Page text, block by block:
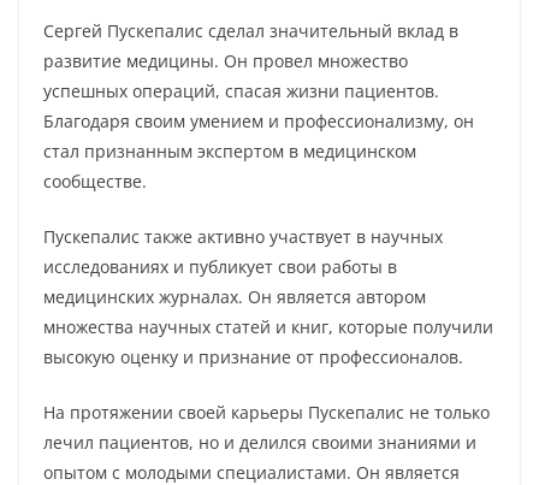
Сергей Пускепалис сделал значительный вклад в
развитие медицины. Он провел множество
успешных операций, спасая жизни пациентов.
Благодаря своим умением и профессионализму, он
стал признанным экспертом в медицинском
сообществе.
Пускепалис также активно участвует в научных
исследованиях и публикует свои работы в
медицинских журналах. Он является автором
множества научных статей и книг, которые получили
высокую оценку и признание от профессионалов.
На протяжении своей карьеры Пускепалис не только
лечил пациентов, но и делился своими знаниями и
опытом с молодыми специалистами. Он является